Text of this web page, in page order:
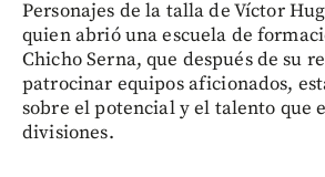
Personajes de la talla de Víctor
quien abrió una escuela de
Chicho Serna, que después de su
patrocinar equipos aficionados,
sobre el potencial y el talento que
divisiones.